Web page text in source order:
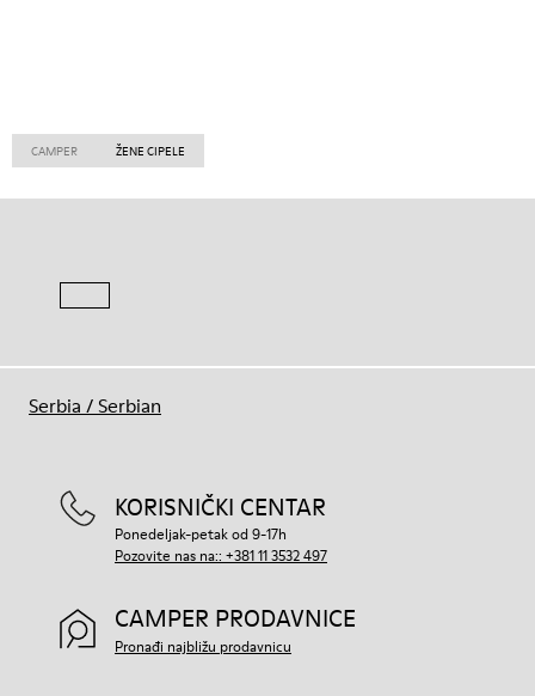
CAMPER ŽENE CIPELE
KORISNIČKI CENTAR
Ponedeljak-petak od 9-17h
Pozovite nas na:: +381 11 3532 497
CAMPER PRODAVNICE
Pronađi najbližu prodavnicu
Serbia /Serbian